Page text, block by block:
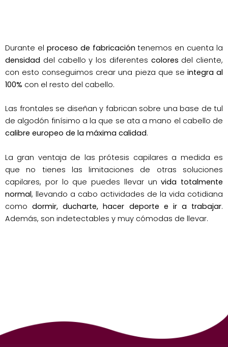
Durante el proceso de fabricación tenemos en cuenta la
densidad del cabello y los diferentes colores del cliente,
con esto conseguimos crear una pieza que se integra al
100% con el resto del cabello.
Las frontales se diseñan y fabrican sobre una base de tul
de algodón finísimo a la que se ata a mano el cabello de
calibre europeo de la máxima calidad.
La gran ventaja de las prótesis capilares a medida es
que no tienes las limitaciones de otras soluciones
capilares, por lo que puedes llevar unvida totalmente
normal, llevando a cabo actividades de la vida cotidiana
comodormir, ducharte, hacer deporte e ir a trabajar.
Además, son indetectables y muy cómodas de llevar.